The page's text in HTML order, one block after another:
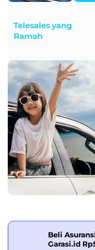
Telesales yang
Ramah
Beli
Garasi.id